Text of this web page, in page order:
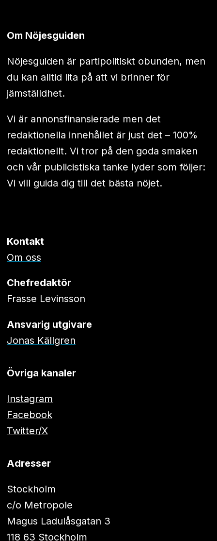
Om Nöjesguiden
Nöjesguiden är partipolitiskt obunden, men
du kan alltid lita på att vi brinner för
jämställdhet.
Vi är annonsfinansierade men det
redaktionella innehållet är just det – 100%
redaktionellt. Vi tror på den goda smaken
och vår publicistiska tanke lyder som följer:
Vi vill guida dig till det bästa nöjet.
Kontakt
Om oss
Chefredaktör
Frasse Levinsson
Ansvarig utgivare
Jonas Källgren
Övriga kanaler
Instagram
Facebook
Twitter/X
Adresser
Stockholm
c/o Metropole
Magus Ladulåsgatan 3
118 63 Stockholm